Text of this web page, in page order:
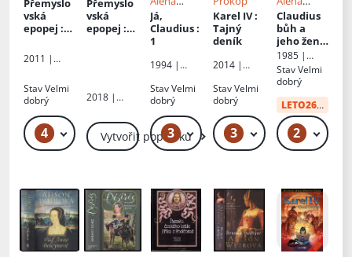
Přemyslo
vská
epopej :
Přemysl I.
Otakar - I
2011 |
StavVelmi
dobrý
4 319 Kč – 1 599 Kč
Přemyslo
vská
epopej:
2018 |
Vytvořit poptávku
Jindrová
Já,
Claudius:
1
1994 |
StavVelmi
dobrý
3 49 Kč – 59 Kč
Karel IV:
Tajný
deník
2014 |
Libri
StavVelmi
dobrý
3 99 Kč – 129 Kč
Jindrová
Claudius
bůh a
jeho žena
Messalina
1985 |
Odeon
StavVelmi
dobrý
LETO26od:
2